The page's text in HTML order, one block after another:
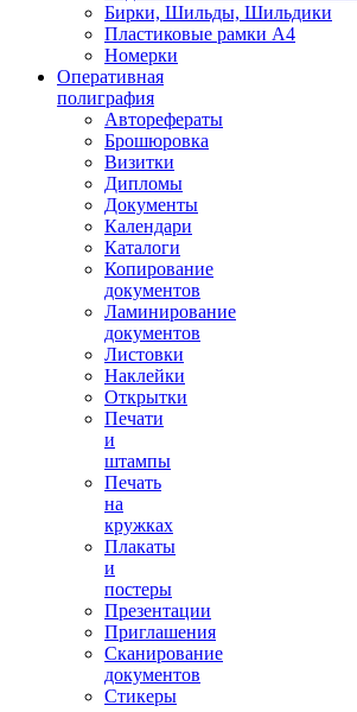
Бирки, Шильды, Шильдики
Пластиковые рамки А4
Номерки
Оперативная
полиграфия
Авторефераты
Брошюровка
Визитки
Дипломы
Документы
Календари
Каталоги
Копирование
документов
Ламинирование
документов
Листовки
Наклейки
Открытки
Печати
и
штампы
Печать
на
кружках
Плакаты
и
постеры
Презентации
Приглашения
Сканирование
документов
Стикеры